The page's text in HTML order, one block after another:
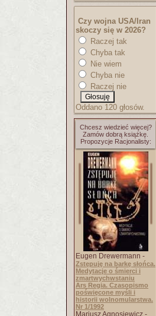
Czy wojna USA/Iran
skoczy się w 2026?
Raczej tak
Chyba tak
Nie wiem
Chyba nie
Raczej nie
Oddano 120 głosów.
Chcesz wiedzieć więcej?
Zamów dobrą książkę.
Propozycje Racjonalisty:
Eugen Drewermann -
Zstępuję na barkę słońca.
Medytacje o śmierci i
zmartwychwstaniu
Ars Regia. Czasopismo
poświęcone myśli i
historii wolnomularstwa.
Nr 1/1992
Mariusz Agnosiewicz -